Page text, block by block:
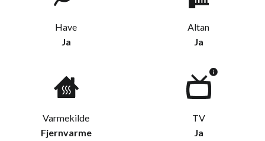
Have
Ja
Altan
Ja
Varmekilde
Fjernvarme
TV
Ja